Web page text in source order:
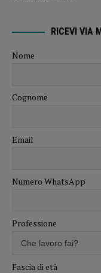
RICEVI VIA
Nome
Cognome
Email
Numero WhatsApp
Professione
Fascia di età